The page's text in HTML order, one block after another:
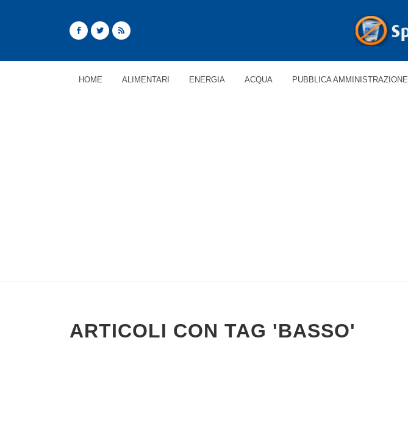
HOME ALIMENTARI ENERGIA ACQUA PUBBLICA AMMINISTRAZIONE
ARTICOLI CON TAG 'BASSO'